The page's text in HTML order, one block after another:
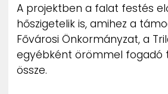
A projektben a falat festés
hőszigetelik is, amihez a
Fővárosi Önkormányzat, a
egyébként örömmel fogadó
össze.